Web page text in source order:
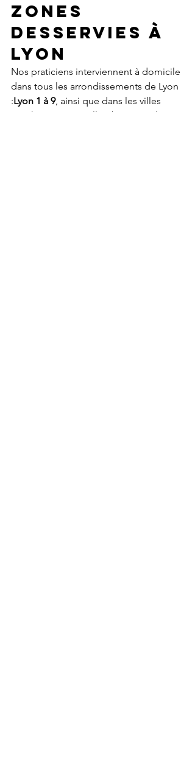
Zones
desservies à
Lyon
Nos praticiens interviennent à domicile
dans tous les arrondissements de Lyon
:Lyon 1 à 9, ainsi que dans les villes
proches comme Villeurbanne, Caluire-